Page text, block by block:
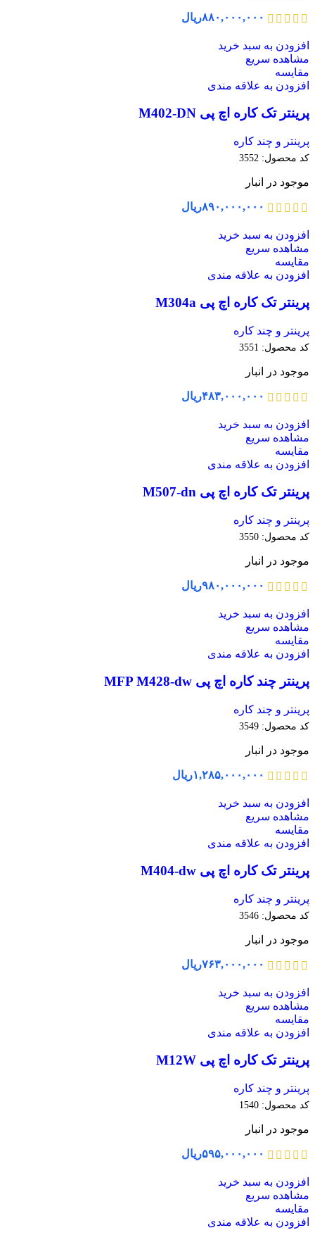
۸۸۰,۰۰۰,۰۰۰ریال
افزودن به سبد خرید
مشاهده سریع
مقایسه
افزودن به علاقه مندی
پرینتر تک کاره اچ پی M402-DN
پرینتر و چند کاره
کد محصول: 3552
موجود در انبار
۸۹۰,۰۰۰,۰۰۰ریال
افزودن به سبد خرید
مشاهده سریع
مقایسه
افزودن به علاقه مندی
پرینتر تک کاره اچ پی M304a
پرینتر و چند کاره
کد محصول: 3551
موجود در انبار
۴۸۳,۰۰۰,۰۰۰ریال
افزودن به سبد خرید
مشاهده سریع
مقایسه
افزودن به علاقه مندی
پرینتر تک کاره اچ پی M507-dn
پرینتر و چند کاره
کد محصول: 3550
موجود در انبار
۹۸۰,۰۰۰,۰۰۰ریال
افزودن به سبد خرید
مشاهده سریع
مقایسه
افزودن به علاقه مندی
پرینتر چند کاره اچ پی MFP M428-dw
پرینتر و چند کاره
کد محصول: 3549
موجود در انبار
۱,۲۸۵,۰۰۰,۰۰۰ریال
افزودن به سبد خرید
مشاهده سریع
مقایسه
افزودن به علاقه مندی
پرینتر تک کاره اچ پی M404-dw
پرینتر و چند کاره
کد محصول: 3546
موجود در انبار
۷۶۳,۰۰۰,۰۰۰ریال
افزودن به سبد خرید
مشاهده سریع
مقایسه
افزودن به علاقه مندی
پرینتر تک کاره اچ پی M12W
پرینتر و چند کاره
کد محصول: 1540
موجود در انبار
۵۹۵,۰۰۰,۰۰۰ریال
افزودن به سبد خرید
مشاهده سریع
مقایسه
افزودن به علاقه مندی